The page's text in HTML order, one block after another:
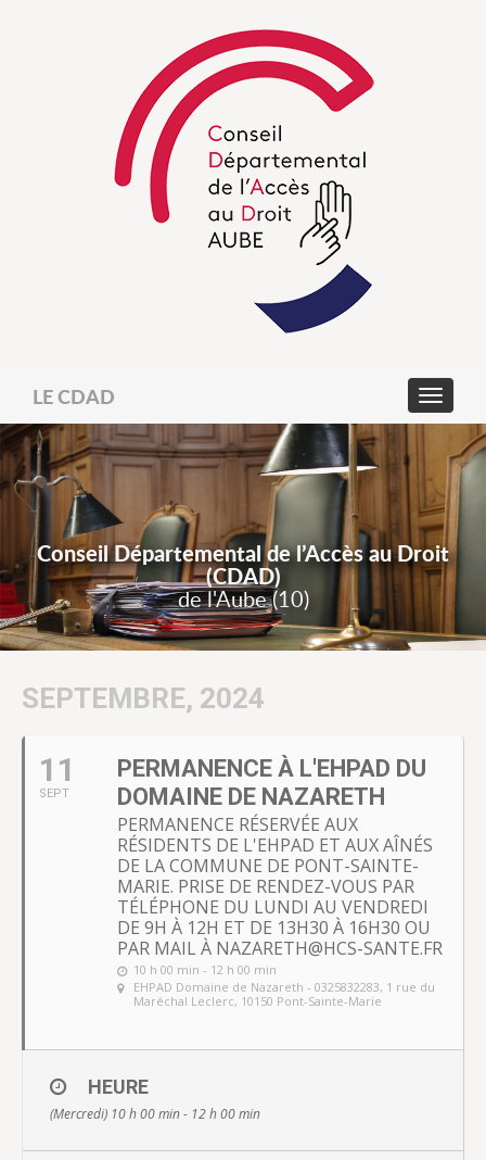
LE CDAD
Conseil Départemental de l’Accès au Droit
(CDAD)
de l'Aube (10)
SEPTEMBRE, 2024
11
SEPT
PERMANENCE À L'EHPAD DU
DOMAINE DE NAZARETH
PERMANENCE RÉSERVÉE AUX
RÉSIDENTS DE L'EHPAD ET AUX AÎNÉS
DE LA COMMUNE DE PONT-SAINTE-
MARIE. PRISE DE RENDEZ-VOUS PAR
TÉLÉPHONE DU LUNDI AU VENDREDI
DE 9H À 12H ET DE 13H30 À 16H30 OU
PAR MAIL À NAZARETH@HCS-SANTE.FR
10 h 00 min - 12 h 00 min
EHPAD Domaine de Nazareth - 0325832283, 1 rue du
Maréchal Leclerc, 10150 Pont-Sainte-Marie
HEURE
(Mercredi) 10 h 00 min - 12 h 00 min